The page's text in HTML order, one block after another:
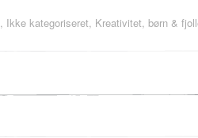
, Ikke kategoriseret, Kreativitet, børn &